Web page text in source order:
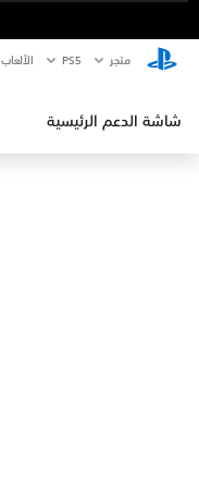
متجر PS5‏ الألعاب
شاشة الدعم الرئيسية